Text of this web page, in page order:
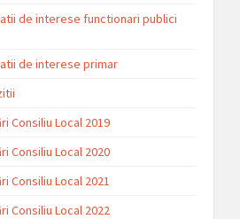
de interese functionari publici
de interese primar
Consiliu Local 2019
Consiliu Local 2020
Consiliu Local 2021
Consiliu Local 2022